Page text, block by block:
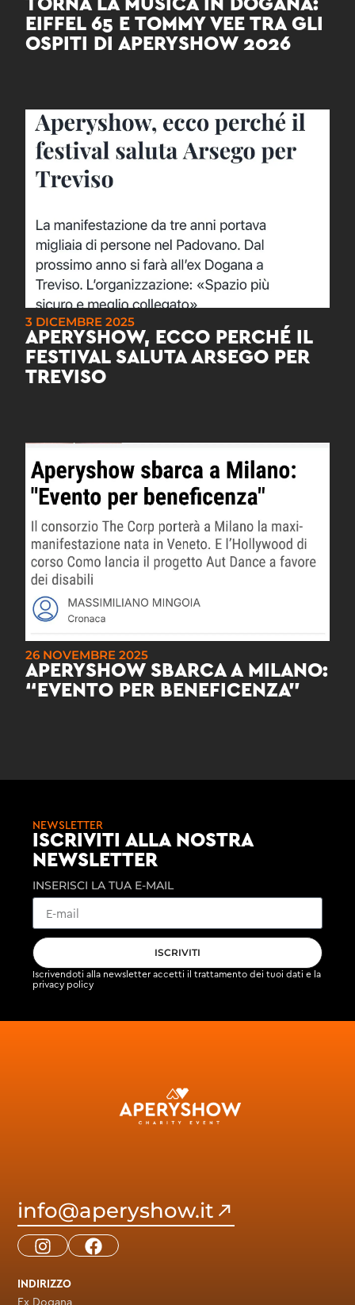
TORNA LA MUSICA IN DOGANA:
EIFFEL 65 E TOMMY VEE TRA GLI
OSPITI DI APERYSHOW 2026
3 DICEMBRE 2025
APERYSHOW, ECCO PERCHÉ IL
FESTIVAL SALUTA ARSEGO PER
TREVISO
26 NOVEMBRE 2025
APERYSHOW SBARCA A MILANO:
“EVENTO PER BENEFICENZA”
NEWSLETTER
ISCRIVITI ALLA NOSTRA
NEWSLETTER
INSERISCI LA TUA E-MAIL
ISCRIVITI
Iscrivendoti alla newsletter accetti iltrattamento dei tuoi dati e la
privacy policy
info@aperyshow.it
INDIRIZZO
Ex Dogana,